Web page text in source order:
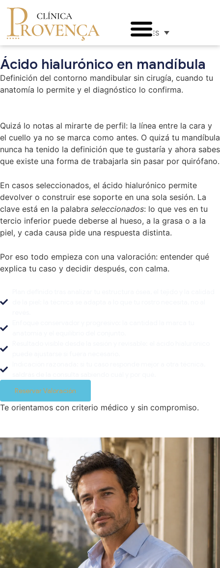
ES
Ácido hialurónico en mandíbula
Definición del contorno mandibular sin cirugía, cuando tu
anatomía lo permite y el diagnóstico lo confirma.
Quizá lo notas al mirarte de perfil: la línea entre la cara y
el cuello ya no se marca como antes. O quizá tu mandíbula
nunca ha tenido la definición que te gustaría y ahora sabes
que existe una forma de trabajarla sin pasar por quirófano.
En casos seleccionados, el ácido hialurónico permite
devolver o construir ese soporte en una sola sesión. La
clave está en la palabra seleccionados: lo que ves en tu
tercio inferior puede deberse al hueso, a la grasa o a la
piel, y cada causa pide una respuesta distinta.
Por eso todo empieza con una valoración: entender qué
explica tu caso y decidir después, con calma.
Reservar Valoración
Te orientamos con criterio médico y sin compromiso.